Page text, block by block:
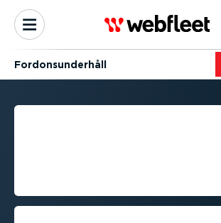
Fordons­un­derhåll
SMARTARE OCH
Smartare och effektivare